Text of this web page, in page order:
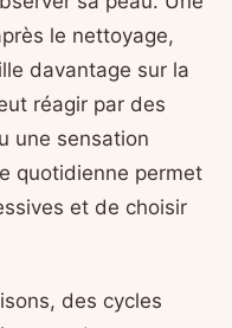
le nettoyage,
davantage sur la
réagir par des
une sensation
quotidienne permet
et de choisir
des cycles